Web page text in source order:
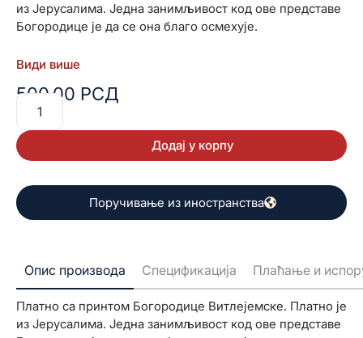
из Јерусалима. Једна занимљивост код ове представе
Богородице је да се она благо осмехује.
Види више
500,00 РСД
Додај у корпу
Поручивање из иностранства
Опис производа Спецификација Плаћање и
Платно са принтом Богородице Витлејемске. Платно је
из Јерусалима. Једна занимљивост код ове представе